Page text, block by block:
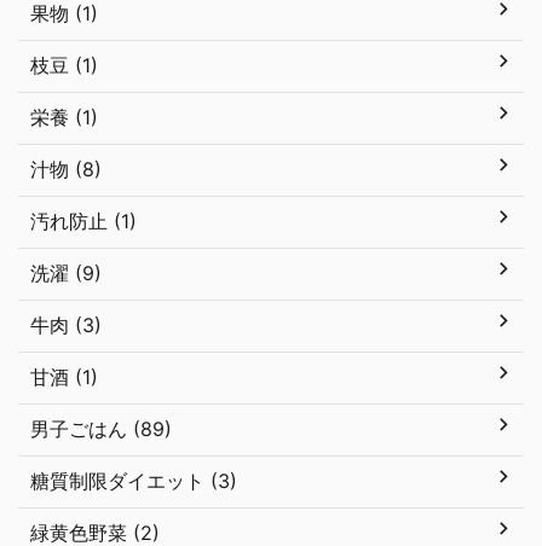
果物 (1)
枝豆 (1)
栄養 (1)
汁物 (8)
汚れ防止 (1)
洗濯 (9)
牛肉 (3)
甘酒 (1)
男子ごはん (89)
糖質制限ダイエット (3)
緑黄色野菜 (2)